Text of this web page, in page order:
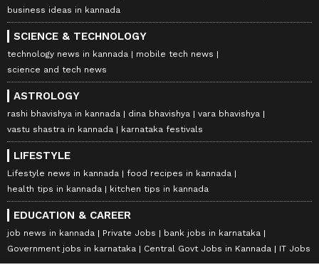
business ideas in kannada
SCIENCE & TECHNOLOGY
technology news in kannada
mobile tech news
science and tech news
ASTROLOGY
rashi bhavishya in kannada dina bhavishya
vara bhavishya
vastu shastra in kannada
karnataka festivals
LIFESTYLE
Lifestyle news in kannada
food recipes in kannada
health tips in kannada
kitchen tips in kannada
EDUCATION & CAREER
job news in kannada Private Jobs
bank jobs in karnataka
Government jobs in karnataka
Central Govt Jobs in Kannada IT Jobs